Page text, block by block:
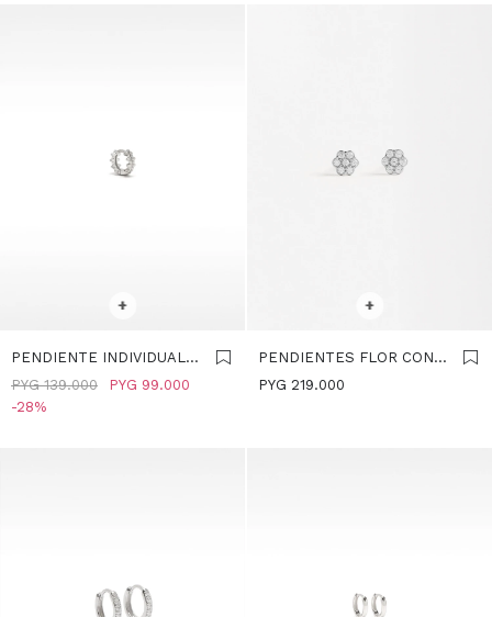
+
PENDIENTE INDIVIDUAL
CON CIRCONITAS Y
RELIEVE - PLATA DE LEY
PYG 99.000
PYG 139.000
28
+
PENDIENTES FLOR CON
CIRCONITAS - PLATA DE
PYG 219.000